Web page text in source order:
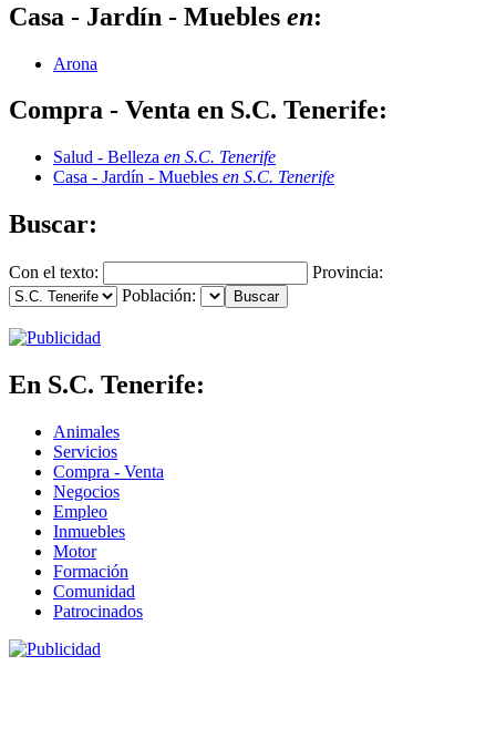
Casa - Jardín - Muebles en:
Arona
Compra - Venta en S.C. Tenerife:
Salud - Belleza en S.C. Tenerife
Casa - Jardín - Muebles en S.C. Tenerife
Buscar:
Con el texto:
Provincia:
Población:
En S.C. Tenerife:
Animales
Servicios
Compra - Venta
Negocios
Empleo
Inmuebles
Motor
Formación
Comunidad
Patrocinados